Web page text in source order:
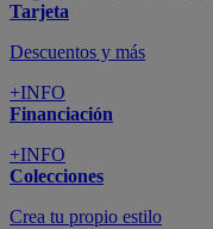
Tarjeta
Descuentos y más
+INFO
Financiación
+INFO
Colecciones
Crea tu propio estilo